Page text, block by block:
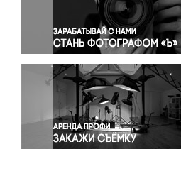
Правосудие
Происшествия и конфликты
Религия
Светская жизнь
Спорт
Экология
Экономика и бизнес